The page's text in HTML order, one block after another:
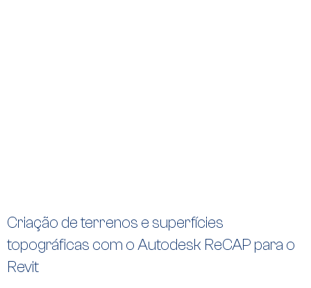
Criação de terrenos e superfícies
topográficas com o Autodesk ReCAP para o
Revit